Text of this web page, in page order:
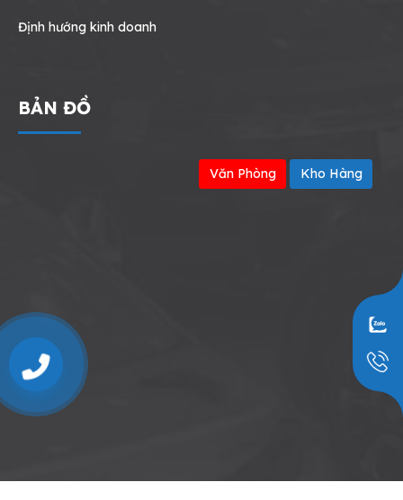
Định hướng kinh doanh
BẢN ĐỒ
Văn Phòng Kho Hàng
0909797251